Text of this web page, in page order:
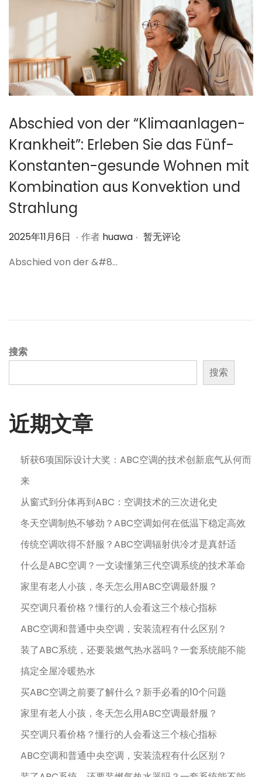
Abschied von der “Klimaanlagen-
Krankheit”: Erleben Sie das Fünf-
Konstanten-gesunde Wohnen mit
Kombination aus Konvektion und
Strahlung
作
2025年11月6日 2
2
日
. 作者 huawa . 暂无评论
Abschied von der &#8…
搜索
搜索
近期文章
斩获6项国际设计大奖：ABC空调的技术创新底气从何而
来
从窗式到分体再到ABC：空调技术的三次进化史
冬天空调制热不够劲？ABC空调如何在低温下稳定高效
传统空调吹得不舒服？ABC空调辐射供冷才是真舒适
什么是ABC空调？一文读懂第三代空调系统的技术革命
家里有老人小孩，冬天怎么用ABC空调最舒服？
买空调只看价格？懂行的人会看这三个核心指标
ABC空调和普通中央空调，安装流程有什么区别？
装了ABC系统，还要装燃气热水器吗？一套系统能不能
搞定全屋冷暖热水
买ABC空调之前要了解什么？新手必看的10个问题
家里有老人小孩，冬天怎么用ABC空调最舒服？
买空调只看价格？懂行的人会看这三个核心指标
ABC空调和普通中央空调，安装流程有什么区别？